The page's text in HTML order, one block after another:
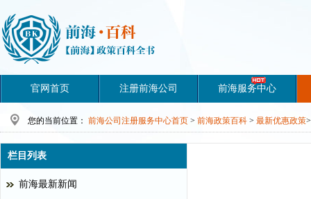
官网首页 注册前海公司 前海服务中心
您的当前位置： 前海公司注册服务中心首页 > 前海政策百科 > 最新优惠政策>
栏目列表
前海最新新闻